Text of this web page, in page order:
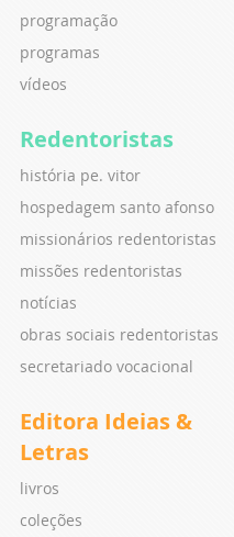
programação
programas
vídeos
Redentoristas
história pe. vitor
hospedagem santo afonso
missionários redentoristas
missões redentoristas
notícias
obras sociais redentoristas
secretariado vocacional
Editora Ideias &
Letras
livros
coleções